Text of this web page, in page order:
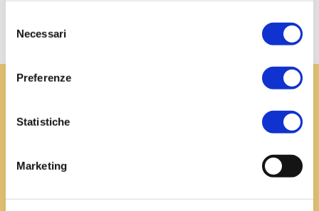
delNecessari
Preferenze
Statistiche
MarketingOther ways to